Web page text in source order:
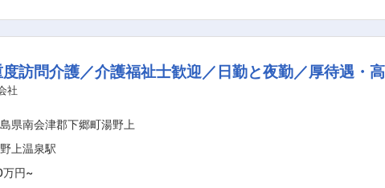
注の90％を官公庁からの発注による公共工事が占めています。 2）働きやすい環境 土日祝
められております。 働く女性応援中小企業や健康経営優良法
キルアップに積極的に取り組んでいます。 会社の指定
など）を取得するための費用は原則として会社が負担。合格者
度訪問介護／介護福祉士歓迎／日勤と夜勤／厚待遇・
社
県南会津郡下郷町湯野上
上温泉駅
円~